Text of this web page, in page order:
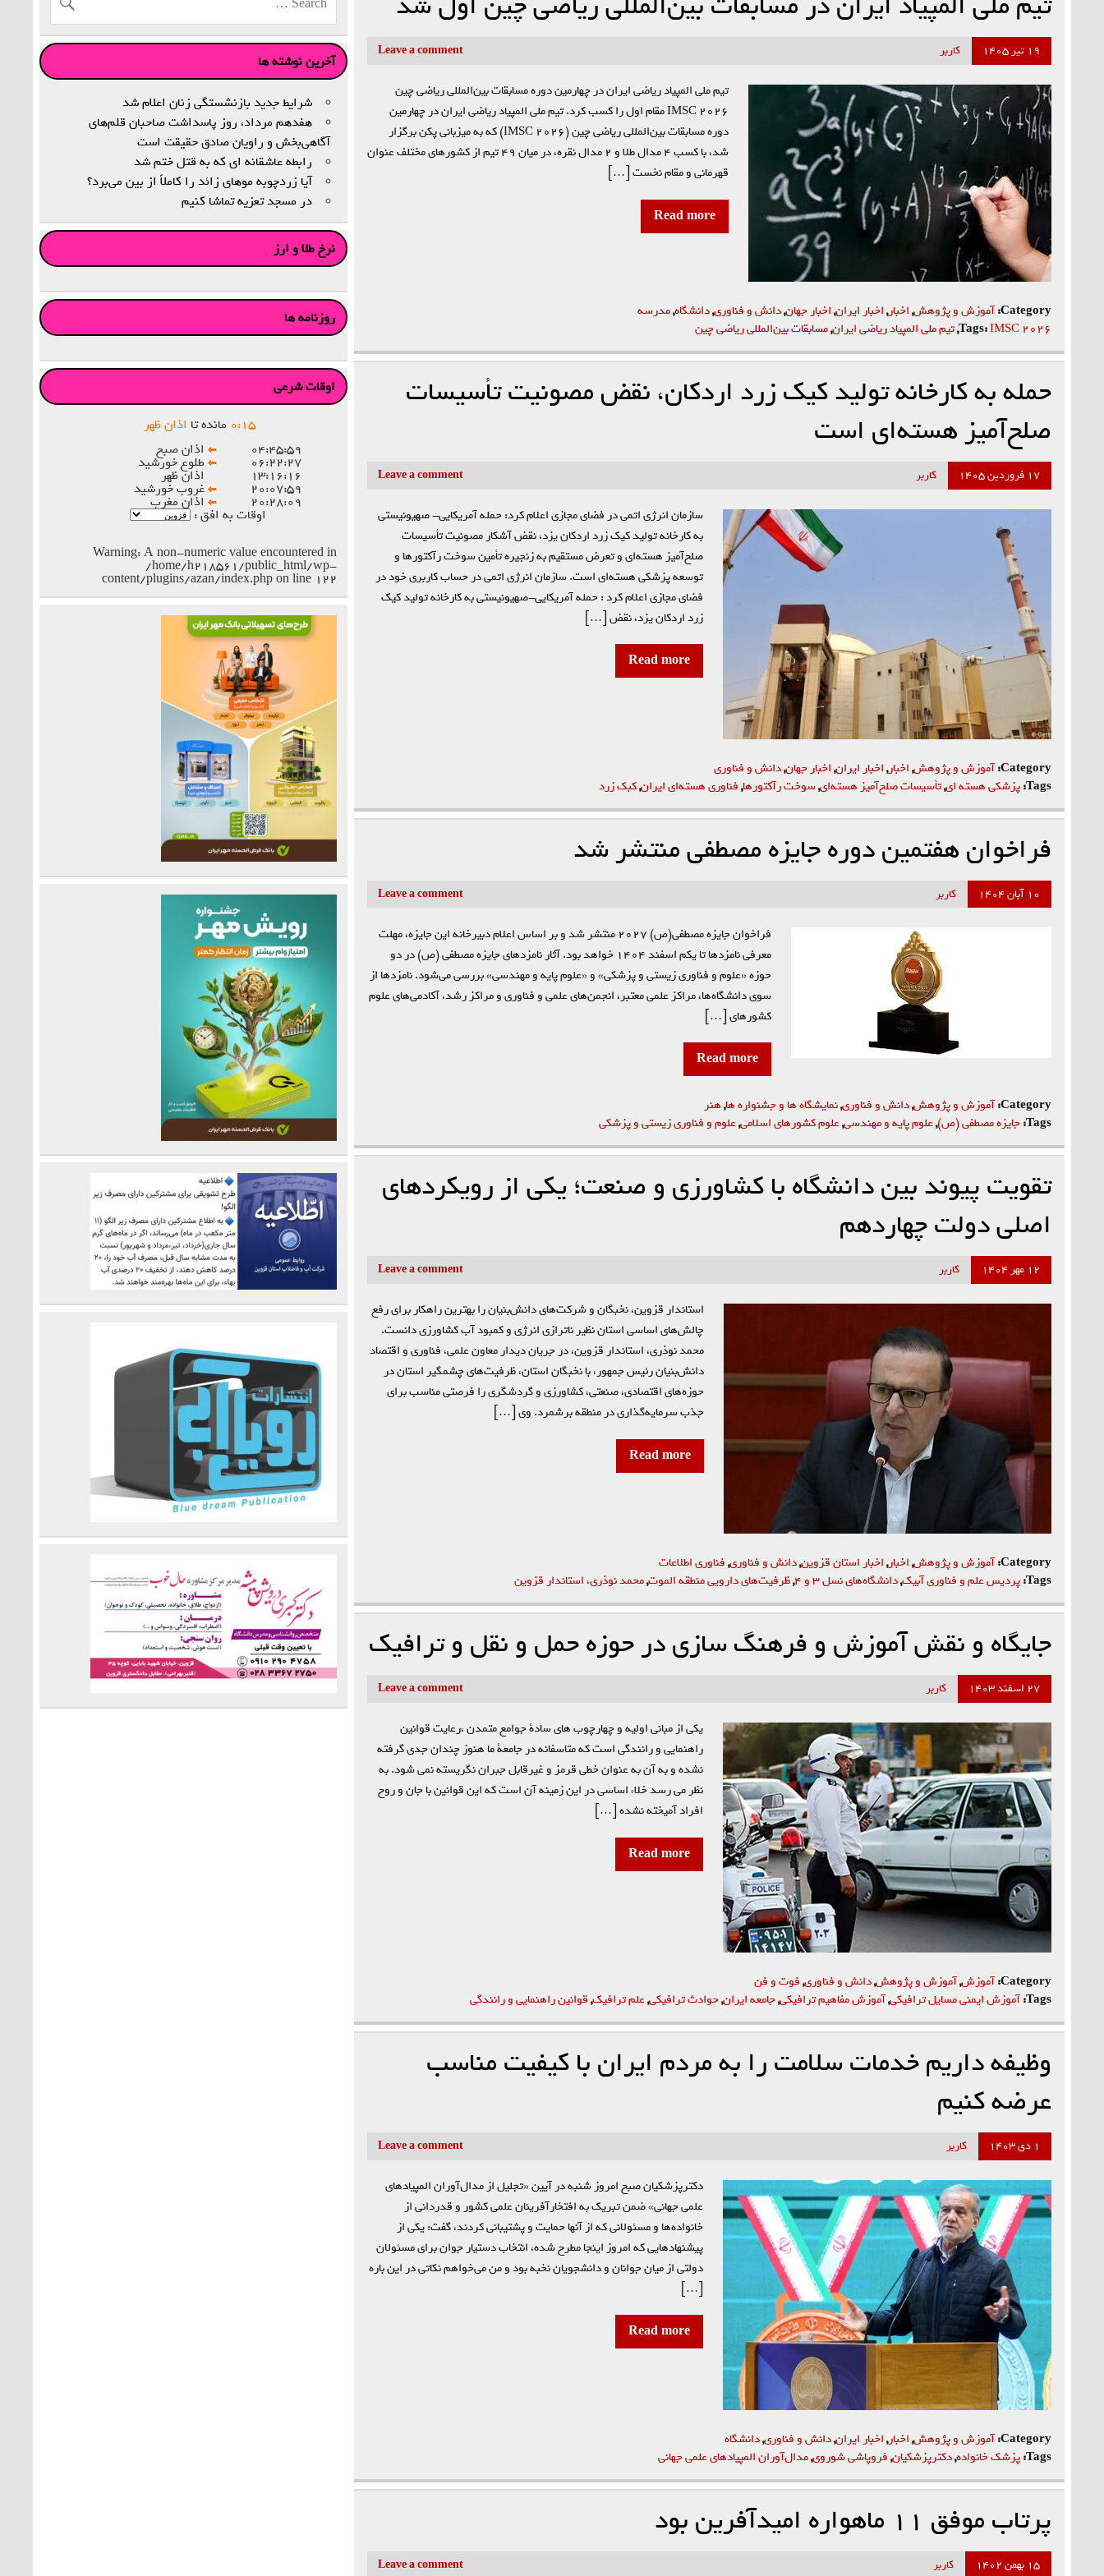
۱۹ تیر ۱۴۰۵ کاربر Leave a comment
تیم ملی المپیاد ریاضی ایران در چهارمین دوره مسابقات بین‌المللی ریاضی چین
IMSC 2026 مقام اول را کسب کرد. تیم ملی المپیاد ریاضی ایران در چهارمین
دوره مسابقات بین‌المللی ریاضی چین (IMSC 2026) که به میزبانی پکن برگزار
شد، با کسب ۴ مدال طلا و ۲ مدال نقره، در میان ۴۹ تیم از کشورهای مختلف عنوان
قهرمانی و مقام نخست […]
Read more
Category: آموزش و پژوهش,اخبار,اخبار ایران,اخبار جهان,دانش و فناوری,دانشگاه,مدرسه
Tags:IMSC 2026
,تیم ملی المپیاد ریاضی ایران,مسابقات بین‌المللی ریاضی چین
حمله به کارخانه تولید کیک زرد اردکان، نقض مصونیت تأسیسات
صلح‌آمیز هسته‌ای است
۱۷ فروردین ۱۴۰۵ کاربر Leave a comment
سازمان انرژی اتمی در فضای مجازی اعلام کرد: حمله آمریکایی- صهیونیستی
به کارخانه تولید کیک زرد اردکان یزد، نقض آشکار مصونیت تأسیسات
صلح‌آمیز هسته‌ای و تعرض مستقیم به زنجیره تأمین سوخت رآکتور‌ها و
توسعه پزشکی هسته‌ای است. سازمان انرژی اتمی در حساب کاربری خود در
فضای مجازی اعلام کرد : حمله آمریکایی-صهیونیستی به کارخانه تولید کیک
زرد اردکان یزد، نقض […]
Read more
Category: آموزش و پژوهش,اخبار,اخبار ایران,اخبار جهان,دانش و فناوری
Tags: پزشکی هسته ای,تأسیسات صلح‌آمیز هسته‌ای,سوخت رآکتورها,فناوری هسته‌ای ایران,کبک زرد
فراخوان هفتمین دوره جایزه مصطفی منتشر شد
۱۰ آبان ۱۴۰۴ کاربر Leave a comment
فراخوان جایزه مصطفی(ص) ۲۰۲۷ منتشر شد و بر اساس اعلام دبیرخانه این جایزه، مهلت
معرفی نامزدها تا یکم اسفند ۱۴۰۴ خواهد بود. آثار نامزدهای جایزه مصطفی (ص) در دو
حوزه «علوم و فناوری زیستی و پزشکی» و «علوم پایه و مهندسی» بررسی می‌شود. نامزدها از
سوی دانشگاه‌ها، مراکز علمی معتبر، انجمن‌های علمی و فناوری و مراکز رشد، آکادمی‌های علوم
کشورهای […]
Read more
Category: آموزش و پژوهش,دانش و فناوری,نمایشگاه ها و جشنواره ها,هنر
Tags: جایزه مصطفی (ص),علوم پایه و مهندسی,علوم کشورهای اسلامی,علوم و فناوری زیستی و پزشکی
تقویت پیوند بین دانشگاه با کشاورزی و صنعت؛ یکی از رویکرد‌های
اصلی دولت چهاردهم
۱۲ مهر ۱۴۰۴ کاربر Leave a comment
استاندار قزوین، نخبگان و شرکت‌های دانش‌بنیان را بهترین راهکار برای رفع
چالش‌های اساسی استان نظیر ناترازی انرژی و کمبود آب کشاورزی دانست.
محمد نوذری، استاندار قزوین، در جریان دیدار معاون علمی، فناوری و اقتصاد
دانش‌بنیان رئیس جمهور، با نخبگان استان، ظرفیت‌های چشمگیر استان در
حوزه‌های اقتصادی، صنعتی، کشاورزی و گردشگری را فرصتی مناسب برای
جذب سرمایه‌گذاری در منطقه برشمرد. وی […]
Read more
Category: آموزش و پژوهش,اخبار,اخبار استان قزوین,دانش و فناوری,فناوری اطلاعات
Tags: پردیس علم و فناوری آبیک,دانشگاه‌های نسل ۳ و ۴ ,ظرفیت‌های دارویی منطقه الموت,محمد نوذری، استاندار قزوین
جایگاه و نقش آموزش و فرهنگ سازی در حوزه حمل و نقل و ترافیک
۲۷ اسفند ۱۴۰۳ کاربر Leave a comment
يكي از مباني اوليه و چهارچوب هاي سادة جوامع متمدن ،رعایت قوانين
راهنمايي و رانندگي است كه متاسفانه در جامعة ما هنوز چندان جدي گرفته
نشده و به آن به عنوان خطي قرمز و غيرقابل جبران نگريسته نمي شود. به
نظر مي رسد خلاء اساسي در اين زمينه آن است كه اين قوانين با جان و روح
افراد آميخته نشده […]
Read more
Category: آموزش,آموزش و پژوهش,دانش و فناوری,فوت و فن
Tags: آموزش ايمني مسایل ترافیکی,آموزش مفاهیم ترافیکی,جامعه ايران,حوادث ترافیکی,علم ترافيك,قوانين راهنمايي و رانندگي
وظیفه داریم خدمات سلامت را به مردم ایران با کیفیت مناسب
عرضه کنیم
۱ دی ۱۴۰۳ کاربر Leave a comment
دکترپزشکیان صبح امروز شنبه در آیین «تجلیل از مدال‌آوران المپیاد‌های
علمی جهانی» ضمن تبریک به افتخارآفرینان علمی کشور و قدردانی از
خانواده‌ها و مسئولانی که از آنها حمایت و پشتیبانی کردند، گفت: یکی از
پیشنهادهایی که امروز اینجا مطرح شده، انتخاب دستیار جوان برای مسئولان
دولتی از میان جوانان و دانشجویان نخبه بود و من می‌خواهم نکاتی در این باره
[…]
Read more
Category: آموزش و پژوهش,اخبار,اخبار ایران,دانش و فناوری,دانشگاه
Tags: پزشک خانواده,دکترپزشکیان,فروپاشی شوروی,مدال‌آوران المپیاد‌های علمی جهانی
پرتاب موفق ۱۱ ماهواره امیدآفرین بود
۱۵ بهمن ۱۴۰۲ کاربر Leave a comment
آخرین نوشته ها
شرایط جدید بازنشستگی زنان اعلام شد
هفدهم مرداد، روز پاسداشت صاحبان قلم‌های
آگاهی‌بخش و راویان صادق حقیقت است
رابطه عاشقانه ای که به قتل ختم شد
آیا زردچوبه موهای زائد را کاملاً از بین می‌برد؟
در مسجد تعزیه تماشا کنیم
نرخ طلا و ارز
روزنامه ها
اوقات شرعی
۰:۱۵ مانده تا اذان ظهر
۰۴:۴۵:۵۹
اذان صبح
۰۶:۲۲:۲۷ طلوع خورشید
۱۳:۱۶:۱۶ اذان ظهر
۲۰:۰۷:۵۹ غروب خورشید
۲۰:۲۸:۰۹ اذان مغرب
اوقات به افق :
Warning: A non-numeric value encountered in
/home/h218561/public_html/wp-
content/plugins/azan/index.phpon line ۱۲۲